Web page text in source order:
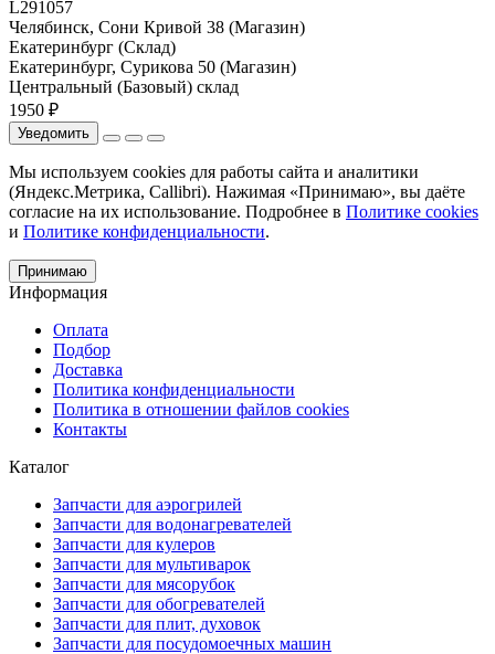
L291057
Челябинск, Сони Кривой 38 (Магазин)
Екатеринбург (Склад)
Екатеринбург, Сурикова 50 (Магазин)
Центральный (Базовый) склад
1950 ₽
Уведомить
Мы используем cookies для работы сайта и аналитики
(Яндекс.Метрика, Callibri). Нажимая «Принимаю», вы даёте
согласие на их использование. Подробнее в Политике cookies
и Политике конфиденциальности.
Принимаю
Информация
Оплата
Подбор
Доставка
Политика конфиденциальности
Политика в отношении файлов cookies
Контакты
Каталог
Запчасти для аэрогрилей
Запчасти для водонагревателей
Запчасти для кулеров
Запчасти для мультиварок
Запчасти для мясорубок
Запчасти для обогревателей
Запчасти для плит, духовок
Запчасти для посудомоечных машин